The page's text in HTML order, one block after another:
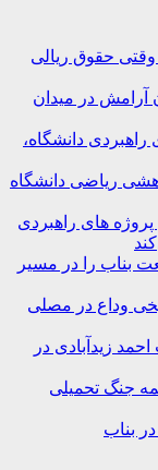
وقتی حقوق ریالی
آرامش در میدان
دانشگاه،
ریاضی دانشگاه
های راهبردی
صنعت بناب را در مسیر
وداع در مصلی
زیدآبادی در
جنگ تحمیلی